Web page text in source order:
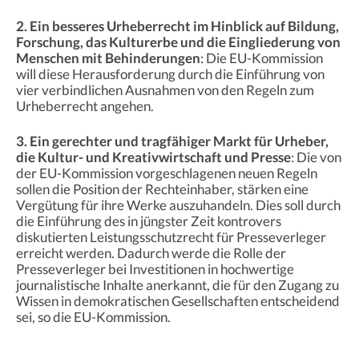
2. Ein besseres Urheberrecht im Hinblick auf Bildung,
Forschung, das Kulturerbe und die Eingliederung von
Menschen mit Behinderungen: Die EU-Kommission
will diese Herausforderung durch die Einführung von
vier verbindlichen Ausnahmen von den Regeln zum
Urheberrecht angehen.
3. Ein gerechter und tragfähiger Markt für Urheber,
die Kultur- und Kreativwirtschaft und Presse: Die von
der EU-Kommission vorgeschlagenen neuen Regeln
sollen die Position der Rechteinhaber, stärken eine
Vergütung für ihre Werke auszuhandeln. Dies soll durch
die Einführung des in jüngster Zeit kontrovers
diskutierten Leistungsschutzrecht für Presseverleger
erreicht werden. Dadurch werde die Rolle der
Presseverleger bei Investitionen in hochwertige
journalistische Inhalte anerkannt, die für den Zugang zu
Wissen in demokratischen Gesellschaften entscheidend
sei, so die EU-Kommission.